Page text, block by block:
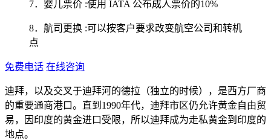
7．婴儿票价 :使用 IATA 公布成人票价的10%
8．航司更换 :可以按客户要求改变航空公司和转机
点
免费电话 在线咨询
迪拜，以及交叉于迪拜河的德拉（独立的时候），是西方厂商
的重要通商港口。直到1990年代，迪拜市区仍允许黄金自由贸
易，因印度的黄金进口受限，所以迪拜成为走私黄金到印度的
地点。